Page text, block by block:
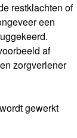
restklachten of
een
af
zorgverlener
gewerkt